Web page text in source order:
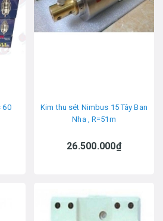
60
Kim thu sét Nimbus 15 Tây Ban
Nha , R=51m
26.500.000₫